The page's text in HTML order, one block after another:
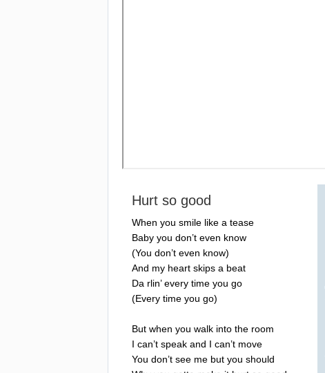
Hurt so good
When you smile like a tease
Baby you don’t even know
(You don’t even know)
And my heart skips a beat
Da rlin’every time you go
(Every time you go)
But when you walk into the room
I can’t speak and I can’t move
You don’t see me but you should